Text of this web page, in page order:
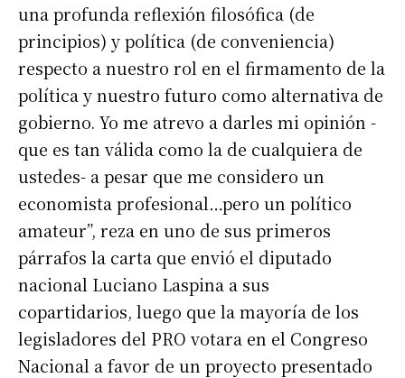
una profunda reflexión filosófica (de
principios) y política (de conveniencia)
respecto a nuestro rol en el firmamento de la
política y nuestro futuro como alternativa de
gobierno. Yo me atrevo a darles mi opinión -
que es tan válida como la de cualquiera de
ustedes- a pesar que me considero un
economista profesional…pero un político
amateur”, reza en uno de sus primeros
párrafos la carta que envió el diputado
nacional Luciano Laspina a sus
copartidarios, luego que la mayoría de los
legisladores del PRO votara en el Congreso
Nacional a favor de un proyecto presentado